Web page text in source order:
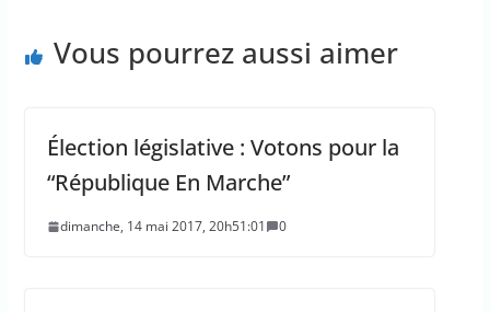
Vous pourrez aussi aimer
Élection législative : Votons pour la
“République En Marche”
dimanche, 14 mai 2017, 20h51:01 0